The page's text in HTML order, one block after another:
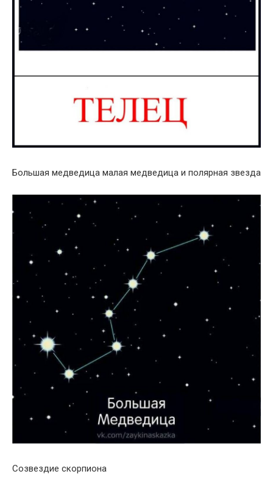
Большая медведица малая медведица и полярная звезда
Созвездие скорпиона